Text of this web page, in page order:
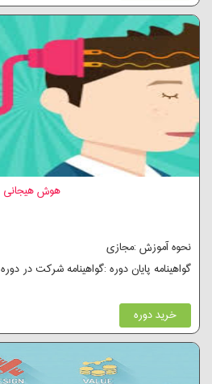
هوش هیجانی
نحوه آموزش :مجازی
گواهینامه پایان دوره :گواهینامه شرکت در دوره
خرید دوره